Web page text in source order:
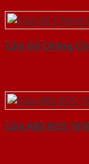
Cửa Gỗ Chống
Cửa ABS KOS